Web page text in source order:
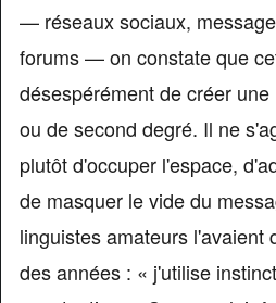
— réseaux sociaux,
forums — on constate que
désespérément de créer
ou de second degré. Il ne
plutôt d'occuper l'espace,
de masquer le vide du
linguistes amateurs l'avaient
des années : « j'utilise